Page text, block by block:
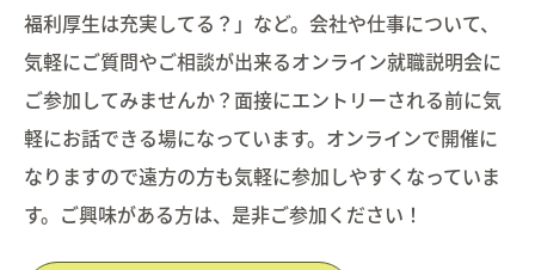
福利厚生は充実してる？」など。会社や仕事について、
気軽にご質問やご相談が出来るオンライン就職説明会に
ご参加してみませんか？面接にエントリーされる前に気
軽にお話できる場になっています。オンラインで開催に
なりますので遠方の方も気軽に参加しやすくなっていま
す。ご興味がある方は、是非ご参加ください！